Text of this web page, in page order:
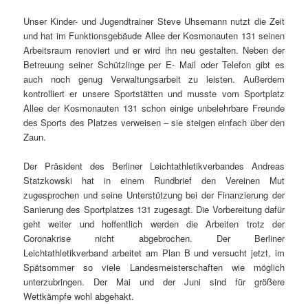
Unser Kinder- und Jugendtrainer Steve Uhsemann nutzt die Zeit
und hat im Funktionsgebäude Allee der Kosmonauten 131 seinen
Arbeitsraum renoviert und er wird ihn neu gestalten. Neben der
Betreuung seiner Schützlinge per E- Mail oder Telefon gibt es
auch noch genug Verwaltungsarbeit zu leisten. Außerdem
kontrolliert er unsere Sportstätten und musste vom Sportplatz
Allee der Kosmonauten 131 schon einige unbelehrbare Freunde
des Sports des Platzes verweisen – sie steigen einfach über den
Zaun.
Der Präsident des Berliner Leichtathletikverbandes Andreas
Statzkowski hat in einem Rundbrief den Vereinen Mut
zugesprochen und seine Unterstützung bei der Finanzierung der
Sanierung des Sportplatzes 131 zugesagt. Die Vorbereitung dafür
geht weiter und hoffentlich werden die Arbeiten trotz der
Coronakrise nicht abgebrochen. Der Berliner
Leichtathletikverband arbeitet am Plan B und versucht jetzt, im
Spätsommer so viele Landesmeisterschaften wie möglich
unterzubringen. Der Mai und der Juni sind für größere
Wettkämpfe wohl abgehakt.